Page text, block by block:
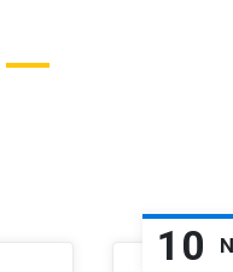
10